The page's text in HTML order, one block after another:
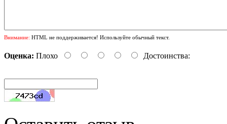
Внимание: HTML не поддерживается! Используйте обычный текст.
Оценка: Плохо Достоинства: